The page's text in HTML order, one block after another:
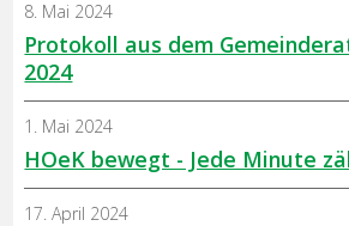
Protokoll aus dem
2024
8. Mai 2024
HOeK bewegt - Jede Minute
1. Mai 2024
17. April 2024